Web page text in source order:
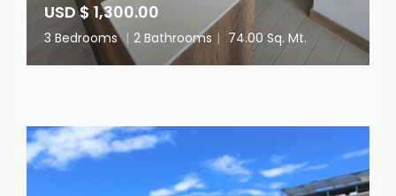
USD $ 1,300.00
3 Bedrooms | 2 Bathrooms | 74.00 Sq. Mt.